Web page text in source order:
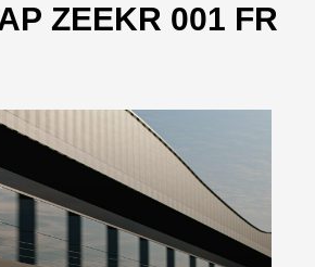
ZEEKR 001 FR